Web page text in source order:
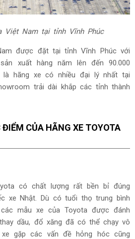
Việt Nam tại tỉnh Vĩnh Phúc
được đặt tại tỉnh Vĩnh Phúc với
xuất hàng năm lên đến 90.000
là hãng xe có nhiều đại lý nhất tại
trải dài khắp các tỉnh thành
CỦA HÃNG XE TOYOTA
có chất lượng rất bền bỉ đúng
xe Nhật. Dù có tuổi thọ trung bình
mẫu xe của Toyota được đánh
dầu, đổ xăng đã có thể chạy vô
gặp các vấn đề hỏng hóc cũng